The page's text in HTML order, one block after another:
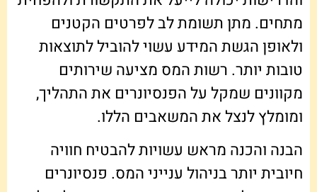
מתחים. מתן תשומת לב לפרטים הקטנים
ולאופן הגשת המידע עשוי להוביל לתוצאות
טובות יותר. רשות המס מציעה שירותים
מקוונים שמקל על הפנסיונרים את התהליך,
ומומלץ לנצל את המשאבים הללו.
הבנה והכנה מראש עשויות להבטיח חוויה
חיובית יותר בניהול ענייני המס. פנסיונרים